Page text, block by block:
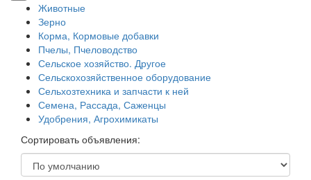
Животные
Зерно
Корма, Кормовые добавки
Пчелы, Пчеловодство
Сельское хозяйство. Другое
Сельскохозяйственное оборудование
Сельхозтехника и запчасти к ней
Семена, Рассада, Саженцы
Удобрения, Агрохимикаты
Сортировать объявления: